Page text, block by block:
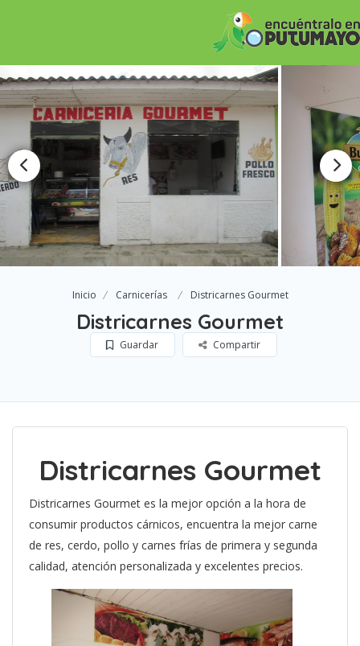
Inicio Carnicerías Districarnes Gourmet
Districarnes Gourmet
Guardar Compartir
Districarnes Gourmet
Districarnes Gourmet es la mejor opción a la hora de
consumir productos cárnicos, encuentra la mejor carne
de res, cerdo, pollo y carnes frías de primera y segunda
calidad, atención personalizada y excelentes precios.